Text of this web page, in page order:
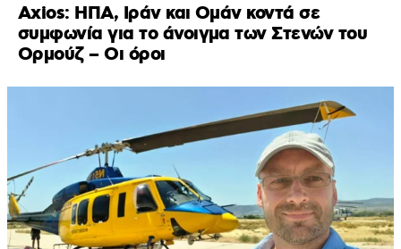
Axios: ΗΠΑ, Ιράν και Ομάν κοντά σε
συμφωνία για το άνοιγμα των Στενών του
Ορμούζ – Οι όροι